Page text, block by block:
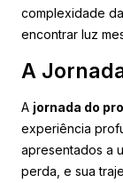
complexidade
encontrar luz
A
A jornada do
experiência
apresentados a
perda, e sua